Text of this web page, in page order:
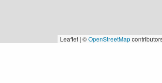
Leaflet | ©OpenStreetMap